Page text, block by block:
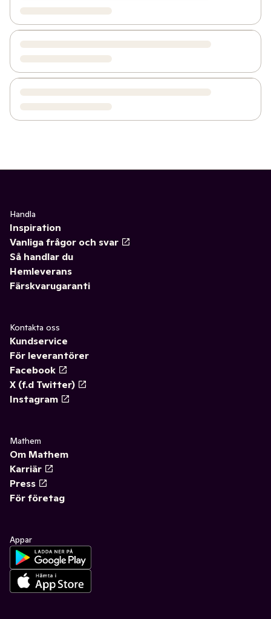
Handla
Inspiration
Vanliga frågor och svar
Så handlar du
Hemleverans
Färskvarugaranti
Kontakta oss
Kundservice
För leverantörer
Facebook
X (f.d Twitter)
Instagram
Mathem
Om Mathem
Karriär
Press
För företag
Appar